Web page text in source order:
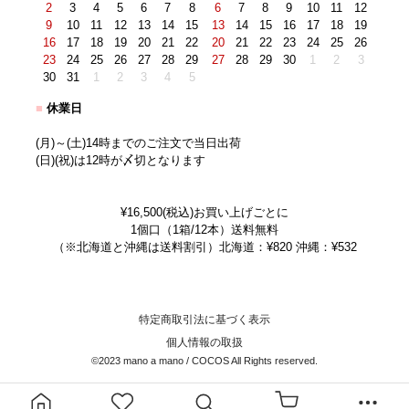
2
3 4 5 6 7
8
9
10 11 12 13 14
15
16
17 18 19 20 21
22
23
24 25 26 27 28
29
30
31 1 2 3 4 5
6
7 8 9 10 11
12
13
14 15 16 17 18
19
20
21 22 23 24 25
26
27
28 29 30 1 2 3
■ 休業日
(月)～(土)14時までのご注文で当日出荷
(日)(祝)は12時が〆切となります
¥16,500(税込)お買い上げごとに
1個口（1箱/12本）送料無料
（※北海道と沖縄は送料割引）北海道：¥820 沖縄：¥532
特定商取引法に基づく表示
個人情報の取扱
©2023 mano a mano / COCOS All Rights reserved.